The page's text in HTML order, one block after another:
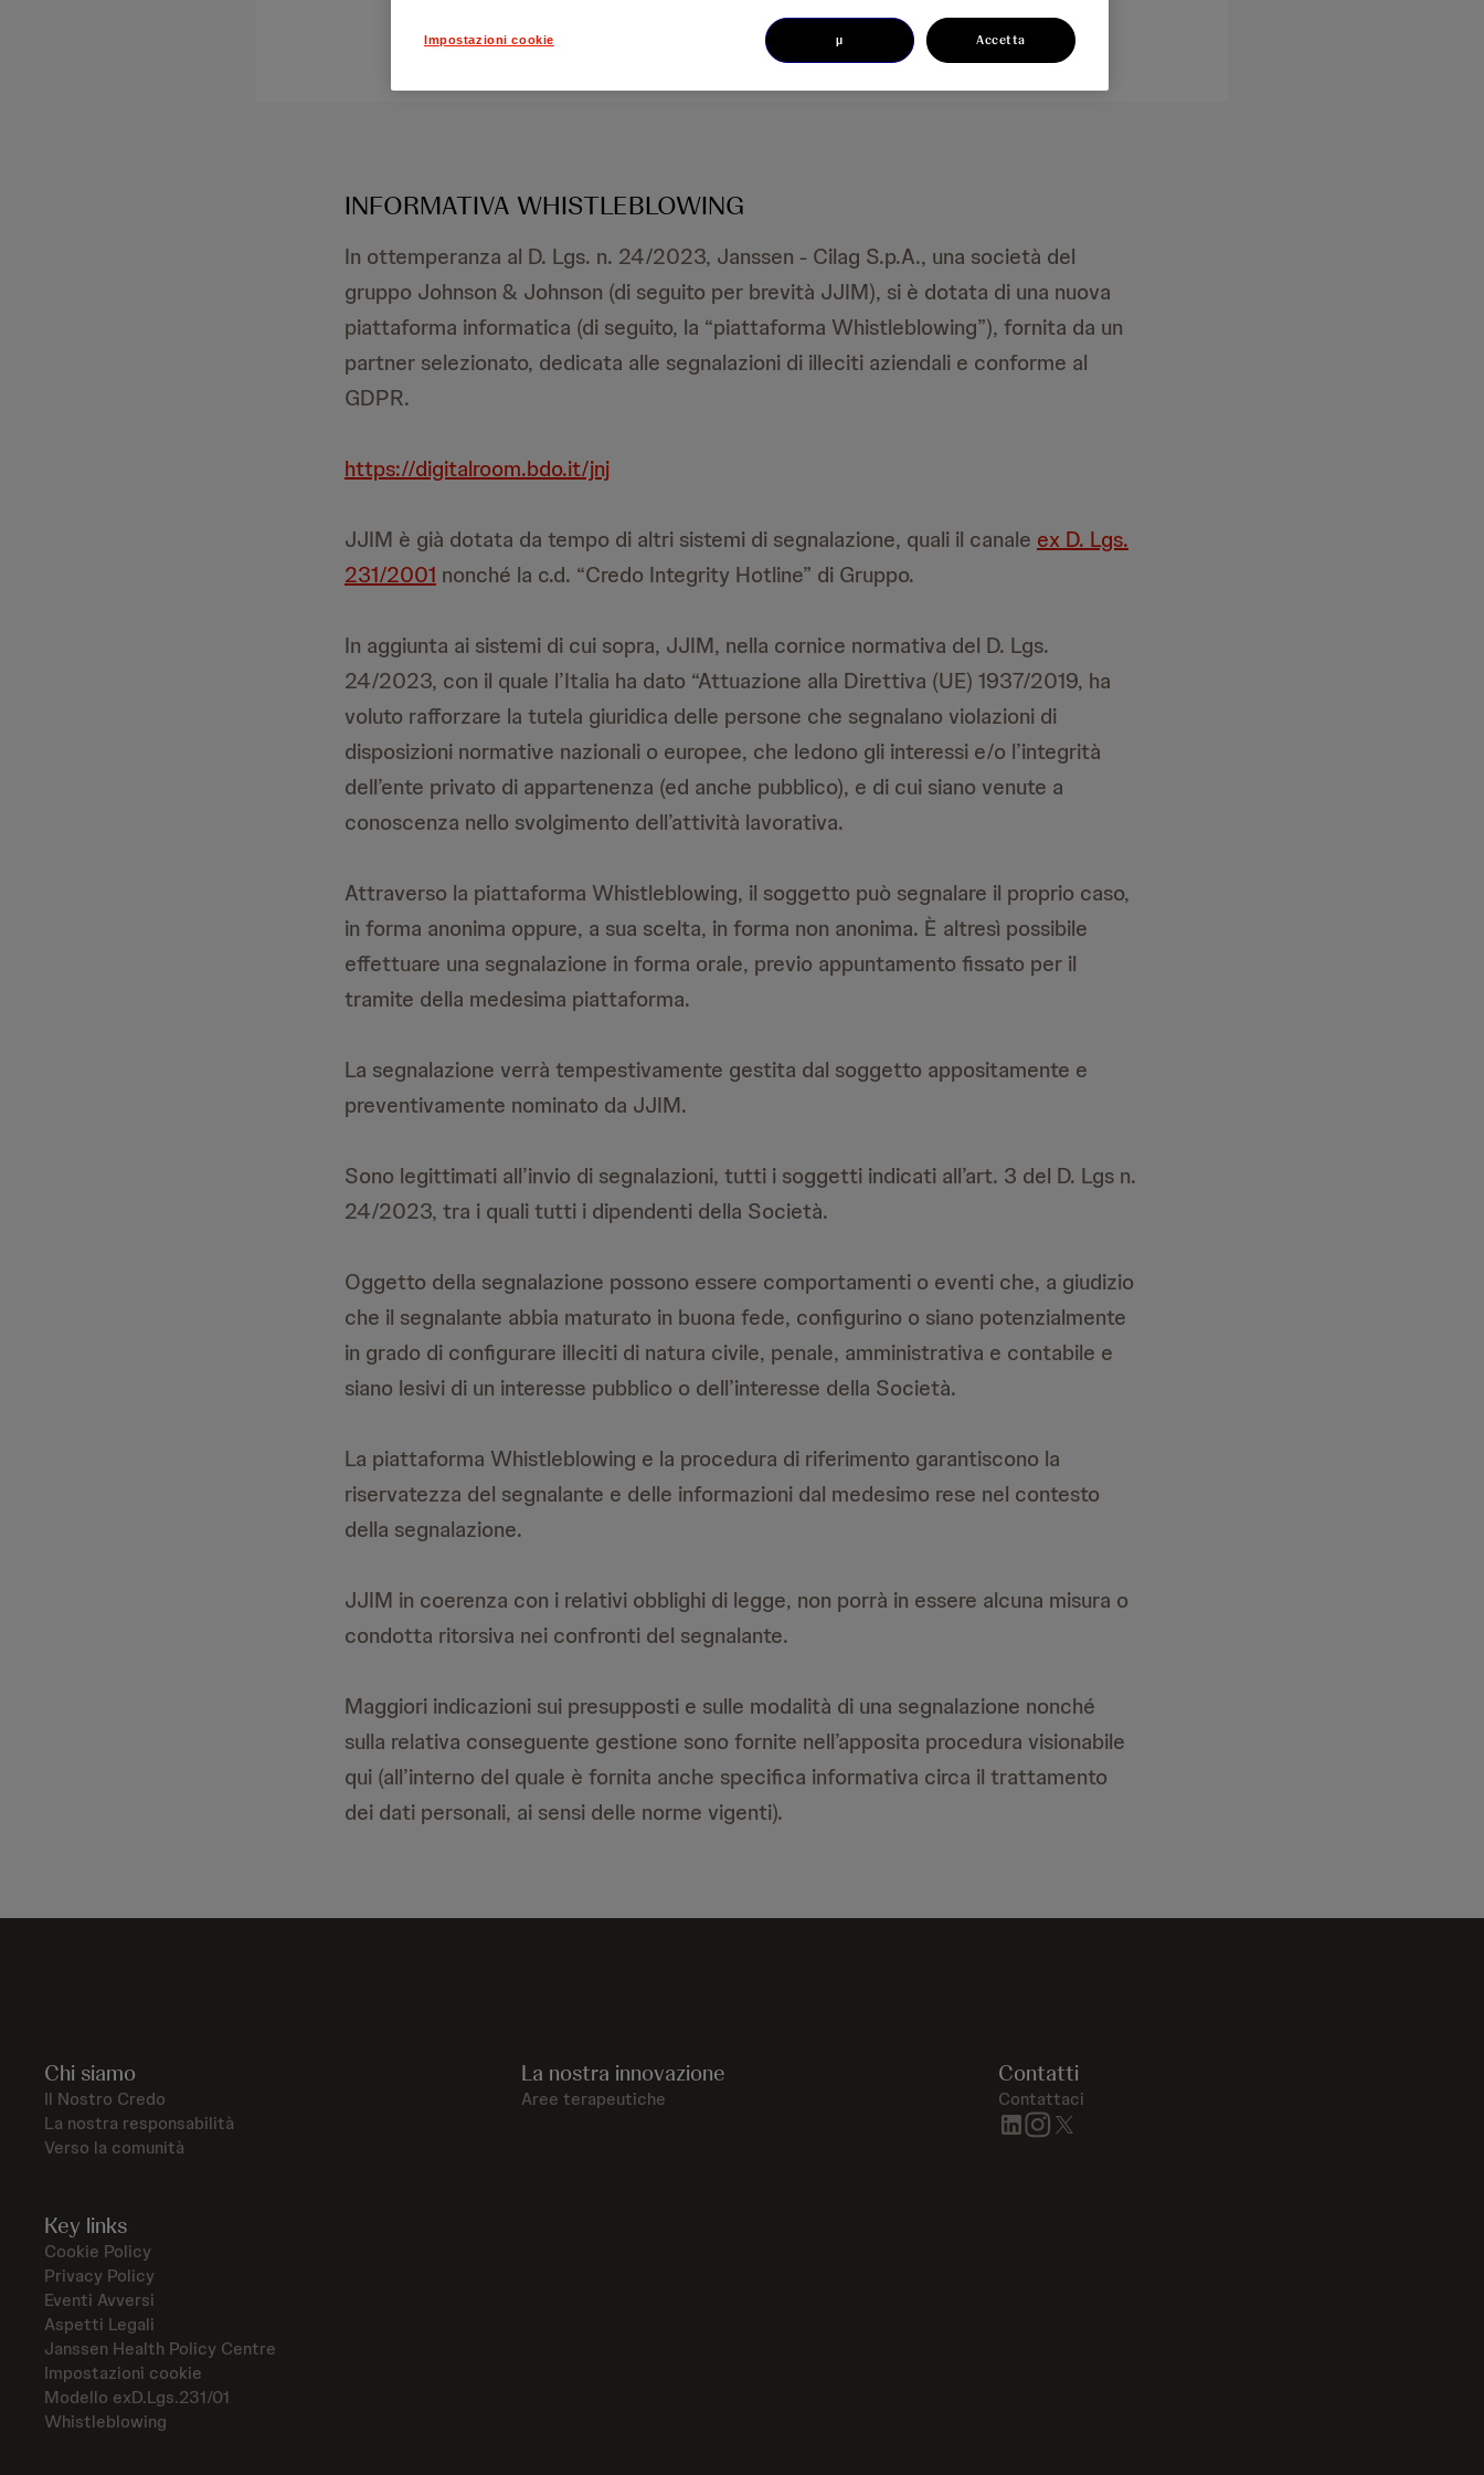
INFORMATIVA WHISTLEBLOWING
In ottemperanza al D. Lgs. n. 24/2023, Janssen - Cilag S.p.A., una società del
gruppo Johnson & Johnson (di seguito per brevità JJIM), si è dotata di una nuova
piattaforma informatica (di seguito, la “piattaforma Whistleblowing”), fornita da un
partner selezionato, dedicata alle segnalazioni di illeciti aziendali e conforme al
GDPR.
https://digitalroom.bdo.it/jnj
JJIM è già dotata da tempo di altri sistemi di segnalazione, quali il canale ex D. Lgs.
231/2001 nonché la c.d. “Credo Integrity Hotline” di Gruppo.
In aggiunta ai sistemi di cui sopra, JJIM, nella cornice normativa del D. Lgs.
24/2023, con il quale l’Italia ha dato “Attuazione alla Direttiva (UE) 1937/2019, ha
voluto rafforzare la tutela giuridica delle persone che segnalano violazioni di
disposizioni normative nazionali o europee, che ledono gli interessi e/o l’integrità
dell’ente privato di appartenenza (ed anche pubblico), e di cui siano venute a
conoscenza nello svolgimento dell’attività lavorativa.
Attraverso la piattaforma Whistleblowing, il soggetto può segnalare il proprio caso,
in forma anonima oppure, a sua scelta, in forma non anonima. È altresì possibile
effettuare una segnalazione in forma orale, previo appuntamento fissato per il
tramite della medesima piattaforma.
La segnalazione verrà tempestivamente gestita dal soggetto appositamente e
preventivamente nominato da JJIM.
Sono legittimati all’invio di segnalazioni, tutti i soggetti indicati all’art. 3 del D. Lgs n.
24/2023, tra i quali tutti i dipendenti della Società.
Oggetto della segnalazione possono essere comportamenti o eventi che, a giudizio
che il segnalante abbia maturato in buona fede, configurino o siano potenzialmente
in grado di configurare illeciti di natura civile, penale, amministrativa e contabile e
siano lesivi di un interesse pubblico o dell’interesse della Società.
La piattaforma Whistleblowing e la procedura di riferimento garantiscono la
riservatezza del segnalante e delle informazioni dal medesimo rese nel contesto
della segnalazione.
JJIM in coerenza con i relativi obblighi di legge, non porrà in essere alcuna misura o
condotta ritorsiva nei confronti del segnalante.
Maggiori indicazioni sui presupposti e sulle modalità di una segnalazione nonché
sulla relativa conseguente gestione sono fornite nell’apposita procedura visionabile
qui (all’interno del quale è fornita anche specifica informativa circa il trattamento
dei dati personali, ai sensi delle norme vigenti).
Chi siamo
Il Nostro Credo
La nostra responsabilità
Verso la comunità
La nostra innovazione
Aree terapeutiche
Contatti
Contattaci
linkedininstagram
Key links
Cookie Policy
Privacy Policy
Eventi Avversi
Aspetti Legali
Janssen Health Policy Centre
Impostazioni cookie
Modello exD.Lgs.231/01
Whistleblowing
Impostazioni cookie µ Accetta